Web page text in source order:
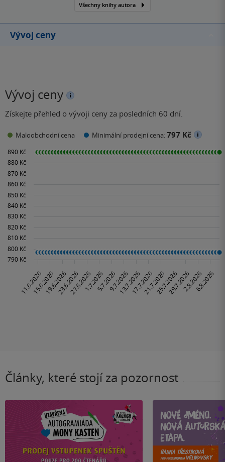
Všechny knihy autora
Vývoj ceny
Vývoj ceny
Získejte přehled o vývoji ceny za posledních 60 dní.
Maloobchodní cena Minimální prodejní cena:797 Kč
Články, které stojí za pozornost